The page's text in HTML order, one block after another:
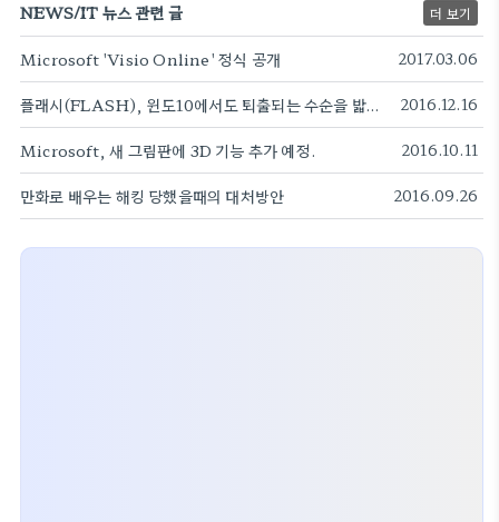
NEWS/IT 뉴스 관련 글 더 보기
Microsoft 'Visio Online' 정식 공개 2017.03.06
플래시(FLASH), 윈도10에서도 퇴출되는 수순을 밟을까? 2016.12.16
Microsoft, 새 그림판에 3D 기능 추가 예정. 2016.10.11
만화로 배우는 해킹 당했을때의 대처방안 2016.09.26